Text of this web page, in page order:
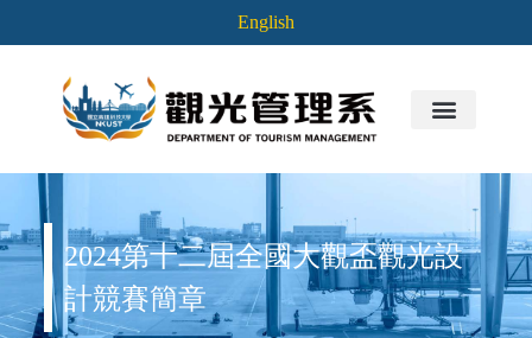
English
2024第十二屆全國大觀盃觀光設
計競賽簡章